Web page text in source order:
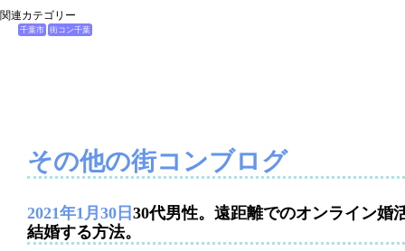
関連カテゴリー
千葉市 街コン千葉
その他の街コンブログ
2021年1月30日 30代男性。遠距離でのオンライン婚
結婚する方法。